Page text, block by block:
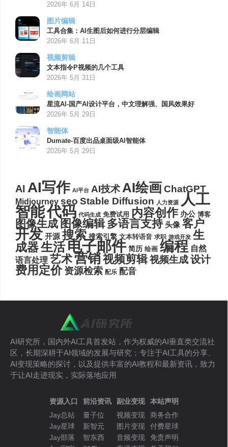
2026年 6月 14日
图片编辑
工具合集：AI生图后如何进行分层编辑
2026年 6月 11日
视频剪辑
文本指令P视频的几个工具
2026年 5月 31日
绘画网站
星流AI-国产AI设计平台，中文理解强、国风效果好
2026年 5月 29日
智能体
Dumate-百度出品桌面级AI智能体
2026年 5月 29日
AI AI写作 AI平台 AI技术AI绘画ChatGPT
Midjourney seo Stable Diffusion 人力资源 人工
智能代码 代码生成 免费试用 内容创作 办公 博客
图像生成 图像编辑 多语言支持 头像 客户
开发 开源 搜索 搜索引擎 文本转语音 求职 游戏开发 生
成器生活电子邮件 简历 绘画 编程 自然
语言处理 艺术营销视频剪辑视频生成设计
费用定价 资源检索 配乐 配音
AI研究所，国内外AI工具首发站，作为权威的AI垂直类交流社
区，长期深耕于AI领域的发展与研究；专注于AI工具的分享、
AI变现策略的探讨，以及提供丰富的AI教程和最新资讯，致力
于让AI走进现实，实际落地应用
资源入口
Jay总站
Jay星球
Jay部落
前沿资讯
量子位
新智元
智东西
副业变现
视频变现
图片变现
音频变现
本站声明
商务合作
付费星球
免责声明